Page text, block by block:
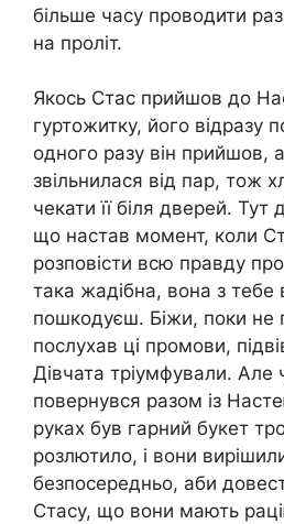
більше часу проводити
на проліт.
Якось Стас прийшов до
гуртожитку, його відразу
одного разу він прийшов,
звільнилася від пар, тож
чекати її біля дверей. Тут
що настав момент, коли
розповісти всю правду
така жaдібна, вона з тебе
пошкодуєш. Біжи, поки не
послухав ці промови,
Дівчата тріумфували. Але
повернувся разом із
руках був гарний букет
розлютило, і вони
безпосередньо, аби
Стасу, що вони мають